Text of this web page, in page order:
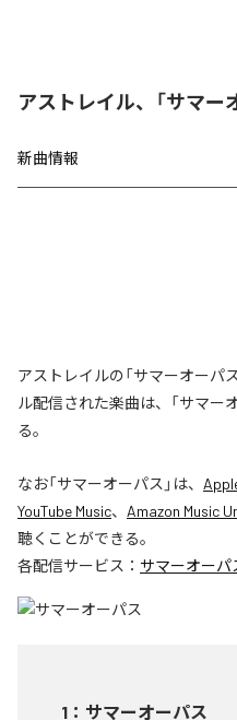
アストレイル、「サマー
新曲情報
アストレイルの「サマーオーパ
ル配信された楽曲は、「サマー
る。
なお「サマーオーパス 」は、
YouTube Music、 Amazon Music
聴くことができる。
各配信サービス： サマーオーパ
1 ： サマーオーパス